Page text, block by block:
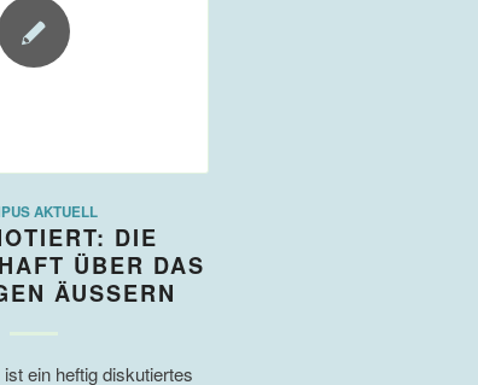
AKTUELL
DIE
ÜBER DAS
ÄUSSERN
ein heftig diskutiertes